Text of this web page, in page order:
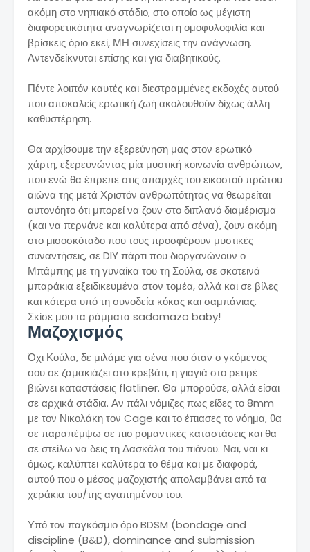
ακόμη στο νηπιακό στάδιο, στο οποίο ως μέγιστη
διαφορετικότητα αναγνωρίζεται η ομοφυλοφιλία και
βρίσκεις όριο εκεί, ΜΗ συνεχίσεις την ανάγνωση.
Αντενδείκνυται επίσης και για διαβητικούς.
Πέντε λοιπόν καυτές και διεστραμμένες εκδοχές αυτού
που αποκαλείς ερωτική ζωή ακολουθούν δίχως άλλη
καθυστέρηση.
Θα αρχίσουμε την εξερεύνηση μας στον ερωτικό
χάρτη, εξερευνώντας μία μυστική κοινωνία ανθρώπων,
που ενώ θα έπρεπε στις απαρχές του εικοστού πρώτου
αιώνα της μετά Χριστόν ανθρωπότητας να θεωρείται
αυτονόητο ότι μπορεί να ζουν στο διπλανό διαμέρισμα
(και να περνάνε και καλύτερα από σένα), ζουν ακόμη
στο μισοσκόταδο που τους προσφέρουν μυστικές
συναντήσεις, σε DIY πάρτι που διοργανώνουν ο
Μπάμπης με τη γυναίκα του τη Σούλα, σε σκοτεινά
μπαράκια εξειδικευμένα στον τομέα, αλλά και σε βίλες
και κότερα υπό τη συνοδεία κόκας και σαμπάνιας.
Σκίσε μου τα ράμματα sadomazo baby!
Μαζοχισμός
Όχι Κούλα, δε μιλάμε για σένα που όταν ο γκόμενος
σου σε ζαμακιάζει στο κρεβάτι, η γιαγιά στο ρετιρέ
βιώνει καταστάσεις flatliner. Θα μπορούσε, αλλά είσαι
σε αρχικά στάδια. Αν πάλι νόμιζες πως είδες το 8mm
με τον Νικολάκη τον Cage και το έπιασες το νόημα, θα
σε παραπέμψω σε πιο ρομαντικές καταστάσεις και θα
σε στείλω να δεις τη Δασκάλα του πιάνου. Ναι, ναι κι
όμως, καλύπτει καλύτερα το θέμα και με διαφορά,
αυτού που ο μέσος μαζοχιστής απολαμβάνει από τα
χεράκια του/της αγαπημένου του.
Υπό τον παγκόσμιο όρο BDSM (bondage and
discipline (B&D), dominance and submission